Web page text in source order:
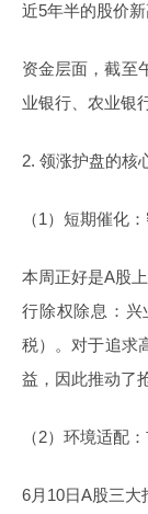
近5年半的股价新
资金层面，截至
业银行、农业银
2. 领涨护盘的核
（1）短期催化
本周正好是A股
行除权除息：兴
税）。对于追求
益，因此推动了
（2）环境适配
6月10日A股三